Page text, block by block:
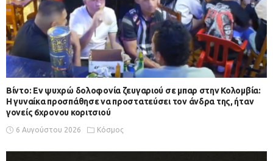
Βίντο: Εν ψυχρώ δολοφονία ζευγαριού σε μπαρ στην Κολομβία:
Η γυναίκα προσπάθησε να προστατεύσει τον άνδρα της, ήταν
γονείς 6χρονου κοριτσιού
6 Αυγούστου 2026 Κόσμος